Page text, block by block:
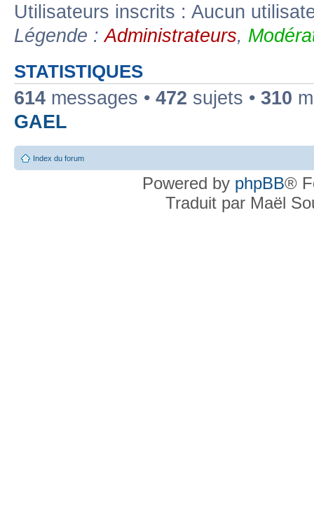
Utilisateurs inscrits : Aucun
Légende :Administrateurs,
STATISTIQUES
614 messages • 472 sujets • 310
GAEL
Index du forum
Powered by phpBB®
Traduit par Maël